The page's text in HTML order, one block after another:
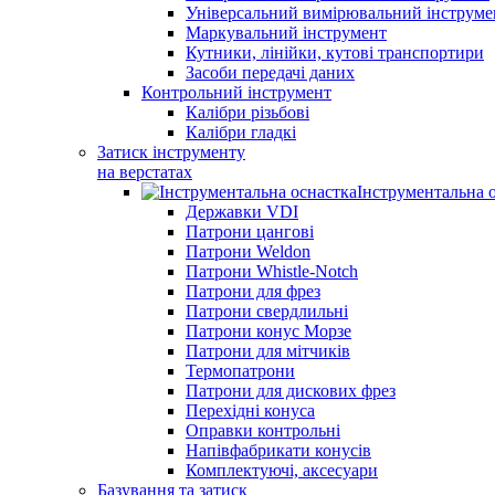
Універсальний вимірювальний
Маркувальний інструмент
Кутники, лінійки, кутові транспортири
Засоби передачі даних
Контрольний інструмент
Калібри різьбові
Калібри гладкі
Затиск інструменту
на верстатах
Інструментальна
Державки VDI
Патрони цангові
Патрони Weldon
Патрони Whistle-Notch
Патрони для фрез
Патрони свердлильні
Патрони конус Морзе
Патрони для мітчиків
Термопатрони
Патрони для дискових фрез
Перехідні конуса
Оправки контрольні
Напівфабрикати конусів
Комплектуючі, аксесуари
Базування та затиск